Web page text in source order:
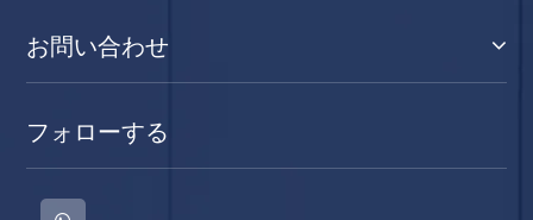
お問い合わせ
フォローする